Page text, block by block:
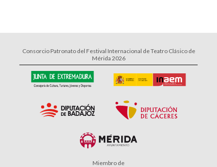
Consorcio Patronato del Festival Internacional de Teatro Clásico de
Mérida 2026
Miembro de